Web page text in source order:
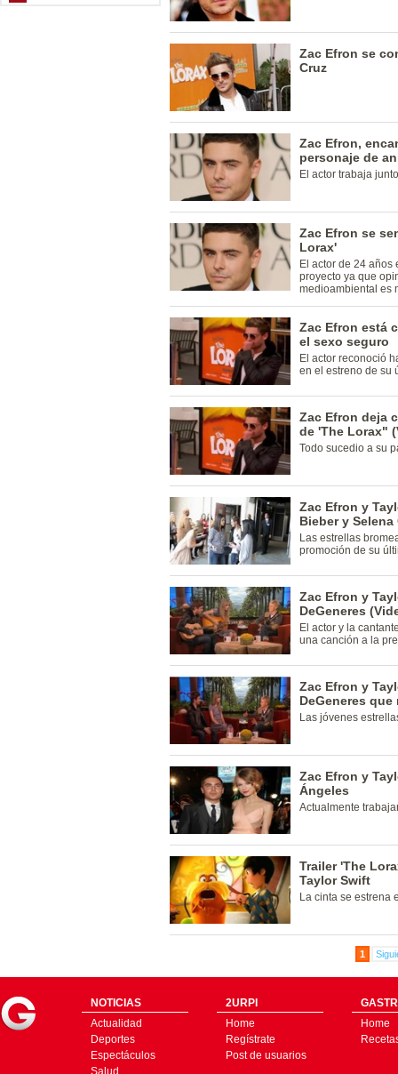
Zac Efron se
Cruz
Zac Efron,
personaje de
El actor trabaja
Zac Efron se
Lorax'
El actor de 24
proyecto ya que
medioambiental es
Zac Efron está
el sexo seguro
El actor reconoció
en el estreno de su
Zac Efron deja
de 'The Lorax"
Todo sucedio a su
Zac Efron y
Bieber y Selena
Las estrellas
promoción de su
Zac Efron y
DeGeneres
El actor y la
una canción a la
Zac Efron y
DeGeneres
Las jóvenes
Zac Efron y
Ángeles
Actualmente
Trailer 'The
Taylor Swift
La cinta se estrena
1
NOTICIAS
Actualidad
Deportes
Espectáculos
Salud
2URPI
Home
Regístrate
Post de usuarios
Home